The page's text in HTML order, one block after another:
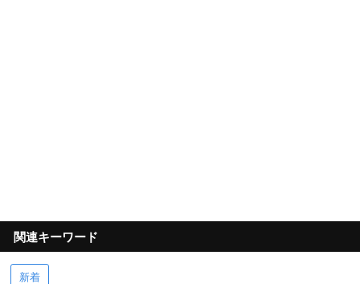
関連キーワード
新着